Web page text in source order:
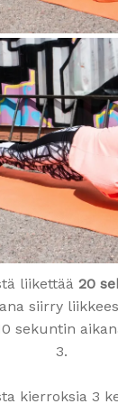
liikettää 20
siirry
sekuntin
3.
kierroksia 3